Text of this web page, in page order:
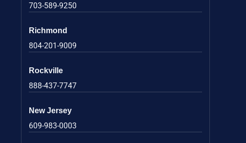
703-589-9250
Richmond
804-201-9009
Rockville
888-437-7747
New Jersey
609-983-0003